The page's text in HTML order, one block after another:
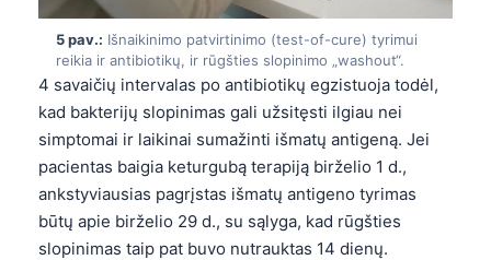
5 pav.: Išnaikinimo patvirtinimo (test-of-cure) tyrimui
reikia ir antibiotikų, ir rūgšties slopinimo „washout“.
4 savaičių intervalas po antibiotikų egzistuoja todėl,
kad bakterijų slopinimas gali užsitęsti ilgiau nei
simptomai ir laikinai sumažinti išmatų antigeną. Jei
pacientas baigia keturgubą terapiją birželio 1 d.,
ankstyviausias pagrįstas išmatų antigeno tyrimas
būtų apie birželio 29 d., su sąlyga, kad rūgšties
slopinimas taip pat buvo nutrauktas 14 dienų.
සිංහල
অসমীয়া
Galego
Latviešu valoda
Македонски јазик
Euskara